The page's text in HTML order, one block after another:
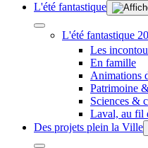
L'été fantastique
L'été fantastique
Les
En famille
Animations
Patrimoine
Sciences &
Laval, au fil
Des projets plein la Ville